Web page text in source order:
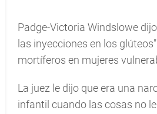
Padge-Victoria Windslowe
las inyecciones en los
mortíferos en mujeres
La juez le dijo que era una
infantil cuando las cosas no